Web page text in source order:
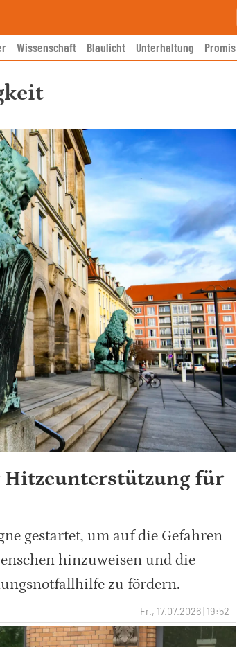
Wissenschaft Blaulicht Unterhaltung
für
gestartet, um auf die Gefahren
hinzuweisen und die
zu fördern.
Fr., 17.07.2026 | 19:52